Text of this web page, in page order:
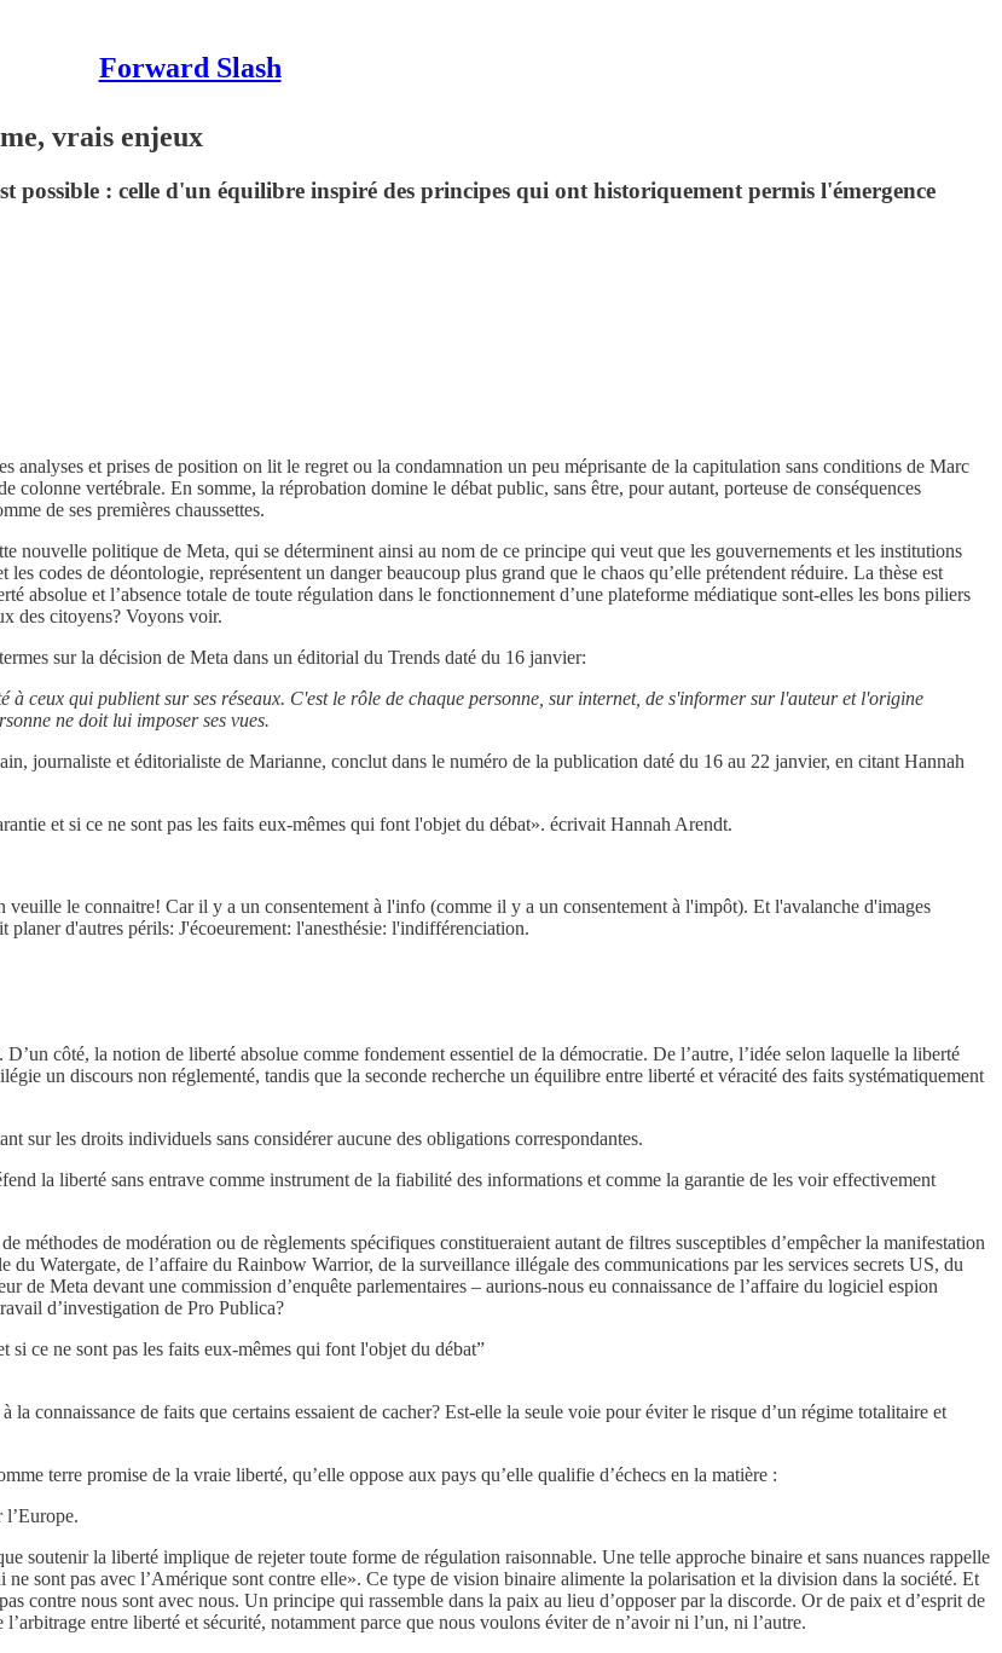
Forward Slash
vrais enjeux
possible : celle d'un équilibre inspiré des principes qui ont historiquement permis l'émergence
et prises de position on lit le regret ou la condamnation un peu méprisante de la capitulation sans conditions de Marc
colonne vertébrale. En somme, la réprobation domine le débat public, sans être, pour autant, porteuse de conséquences
de ses premières chaussettes.
nouvelle politique de Meta, qui se déterminent ainsi au nom de ce principe qui veut que les gouvernements et les institutions
codes de déontologie, représentent un danger beaucoup plus grand que le chaos qu’elle prétendent réduire. La thèse est
absolue et l’absence totale de toute régulation dans le fonctionnement d’une plateforme médiatique sont-elles les bons piliers
des citoyens? Voyons voir.
sur la décision de Meta dans un éditorial du Trends daté du 16 janvier:
ceux qui publient sur ses réseaux. C'est le rôle de chaque personne, sur internet, de s'informer sur l'auteur et l'origine
ne doit lui imposer ses vues.
journaliste et éditorialiste de Marianne, conclut dans le numéro de la publication daté du 16 au 22 janvier, en citant Hannah
et si ce ne sont pas les faits eux-mêmes qui font l'objet du débat». écrivait Hannah Arendt.
le connaitre! Car il y a un consentement à l'info (comme il y a un consentement à l'impôt). Et l'avalanche d'images
d'autres périls: J'écoeurement: l'anesthésie: l'indifférenciation.
côté, la notion de liberté absolue comme fondement essentiel de la démocratie. De l’autre, l’idée selon laquelle la liberté
un discours non réglementé, tandis que la seconde recherche un équilibre entre liberté et véracité des faits systématiquement
sur les droits individuels sans considérer aucune des obligations correspondantes.
la liberté sans entrave comme instrument de la fiabilité des informations et comme la garantie de les voir effectivement
méthodes de modération ou de règlements spécifiques constitueraient autant de filtres susceptibles d’empêcher la manifestation
Watergate, de l’affaire du Rainbow Warrior, de la surveillance illégale des communications par les services secrets US, du
Meta devant une commission d’enquête parlementaires – aurions-nous eu connaissance de l’affaire du logiciel espion
d’investigation de Pro Publica?
si ce ne sont pas les faits eux-mêmes qui font l'objet du débat”
connaissance de faits que certains essaient de cacher? Est-elle la seule voie pour éviter le risque d’un régime totalitaire et
terre promise de la vraie liberté, qu’elle oppose aux pays qu’elle qualifie d’échecs en la matière :
soutenir la liberté implique de rejeter toute forme de régulation raisonnable. Une telle approche binaire et sans nuances rappelle
sont pas avec l’Amérique sont contre elle». Ce type de vision binaire alimente la polarisation et la division dans la société. Et
contre nous sont avec nous. Un principe qui rassemble dans la paix au lieu d’opposer par la discorde. Or de paix et d’esprit de
entre liberté et sécurité, notamment parce que nous voulons éviter de n’avoir ni l’un, ni l’autre.